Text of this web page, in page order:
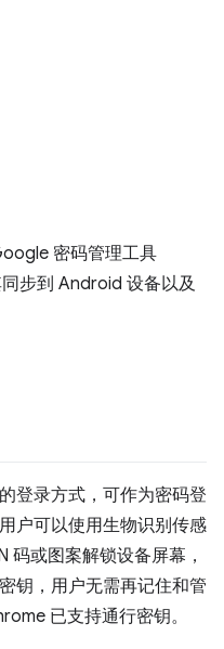
密码管理工具
步到 Android 设备以及
登录方式，可作为密码登
户可以使用生物识别传感
码或图案解锁设备屏幕，
钥，用户无需再记住和管
已支持通行密钥。